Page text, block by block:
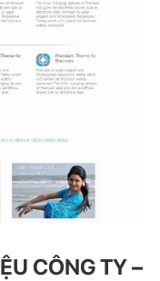
CÔNG TY –